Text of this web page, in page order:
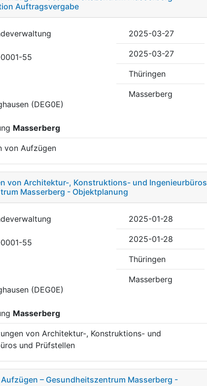
Auftragsvergabe
55
(DEG0E)
Masserberg
2025-03-27
2025-03-27
Thüringen
Masserberg
von Aufzügen
von Architektur-, Konstruktions- und Ingenieurbüros
Masserberg - Objektplanung
55
(DEG0E)
Masserberg
2025-01-28
2025-01-28
Thüringen
Masserberg
von Architektur-, Konstruktions- und
und Prüfstellen
– Gesundheitszentrum Masserberg -